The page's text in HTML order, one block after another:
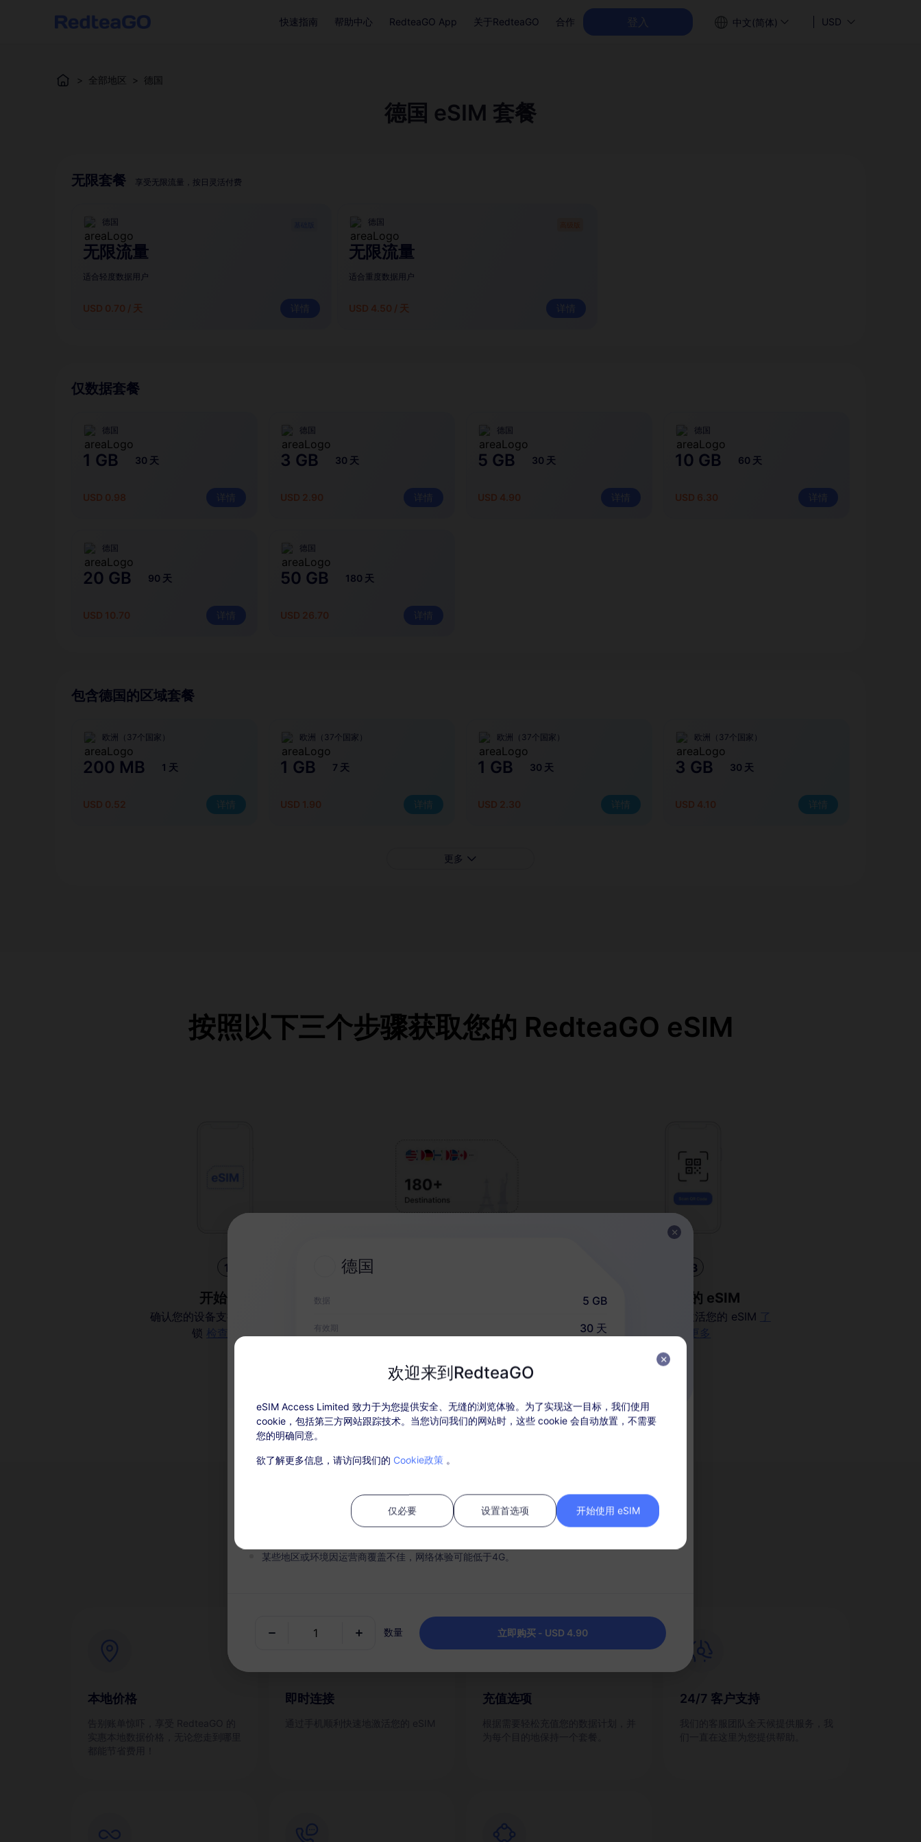
快速指南 帮助中心 RedteaGO App 关于RedteaGO 合作 登入 中文(简体) USD
> 全部地区 > 德国
德国 eSIM 套餐
无限套餐 享受无限流量，按日灵活付费
德国
无限流量
适合轻度数据用户
USD 0.70 / 天 详情
德国
无限流量
适合重度数据用户
USD 4.50 / 天 详情
仅数据套餐
德国
1 GB 30 天
USD 0.98 详情
德国
3 GB 30 天
USD 2.90 详情
德国
5 GB 30 天
USD 4.90 详情
德国
10 GB 60 天
USD 6.30 详情
德国
20 GB 90 天
USD 10.70 详情
德国
50 GB 180 天
USD 26.70 详情
包含德国的区域套餐
欧洲（37个国家）
200 MB 1 天
USD 0.52 详情
欧洲（37个国家）
1 GB 7 天
USD 1.90 详情
欧洲（37个国家）
1 GB 30 天
USD 2.30 详情
欧洲（37个国家）
3 GB 30 天
USD 4.10 详情
更多
按照以下三个步骤获取您的 RedteaGO eSIM
1
开始使用
确认您的设备支持 eSIM 并且解
锁 检查兼容性
3
安装您的 eSIM
扫描二维码以激活您的 eSIM
了
解更多
为什么选择 RedteaGO eSIM？
本地价格 即时连接 充值选项 24/7 客户支持
德国
数据 5 GB
有效期 30 天
套餐详情
本服务无需SIM卡，购买后请在30天内激活，过期未激活套餐将无法使用和退款；
在有效期内，套餐流量使用完毕，则会停止服务；
某些地区或环境因运营商覆盖不佳，网络体验可能低于4G。
数量 立即购买 - USD 4.90
欢迎来到RedteaGO
eSIM Access Limited 致力于为您提供安全、无缝的浏览体验。为了实现这一目标，我们使用
cookie，包括第三方网站跟踪技术。当您访问我们的网站时，这些 cookie 会自动放置，不需要
您的明确同意。
欲了解更多信息，请访问我们的 Cookie政策 。
仅必要 设置首选项 开始使用 eSIM